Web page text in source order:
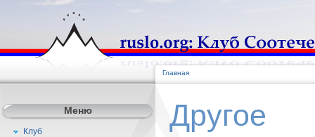
Главная
Другое
Меню
Клуб